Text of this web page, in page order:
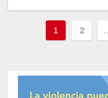
entradas
1 2